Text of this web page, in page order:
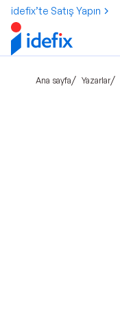
idefix’te Satış Yapın
Ana sayfa/ Yazarlar/